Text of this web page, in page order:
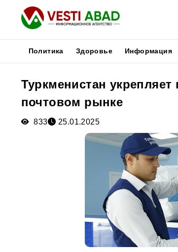
Политика Здоровье Информация
Туркменистан
почтовом рынке
833 25.01.2025